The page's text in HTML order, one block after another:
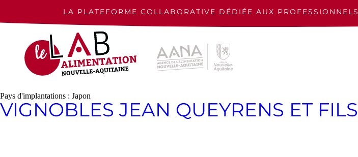
LA PLATEFORME COLLABORATIVE DÉDIÉE AUX PROFESSIONNELS
Pays d'implantations : Japon
VIGNOBLES JEAN QUEYRENS ET FILS